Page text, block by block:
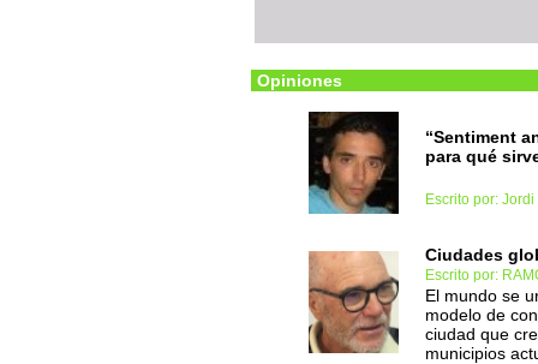
Opiniones
“Sentiment
para qué
Escrito por:
Ciudades
Escrito por:
El mundo se
modelo de
ciudad que
municipios